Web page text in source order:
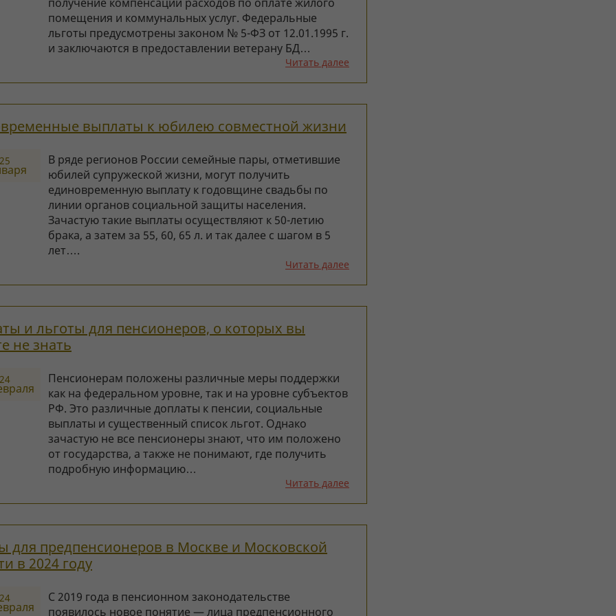
помещения и коммунальных услуг. Федеральные
льготы предусмотрены законом № 5-ФЗ от 12.01.1995 г.
и заключаются в предоставлении ветерану БД…
Читать далее
выплаты к юбилею совместной жизни
В ряде регионов России семейные пары, отметившие
юбилей супружеской жизни, могут получить
единовременную выплату к годовщине свадьбы по
линии органов социальной защиты населения.
Зачастую такие выплаты осуществляют к 50-летию
брака, а затем за 55, 60, 65 л. и так далее с шагом в 5
лет….
Читать далее
и льготы для пенсионеров, о которых вы
не знать
Пенсионерам положены различные меры поддержки
как на федеральном уровне, так и на уровне субъектов
РФ. Это различные доплаты к пенсии, социальные
выплаты и существенный список льгот. Однако
зачастую не все пенсионеры знают, что им положено
от государства, а также не понимают, где получить
подробную информацию…
Читать далее
для предпенсионеров в Москве и Московской
в 2024 году
С 2019 года в пенсионном законодательстве
появилось новое понятие — лица предпенсионного